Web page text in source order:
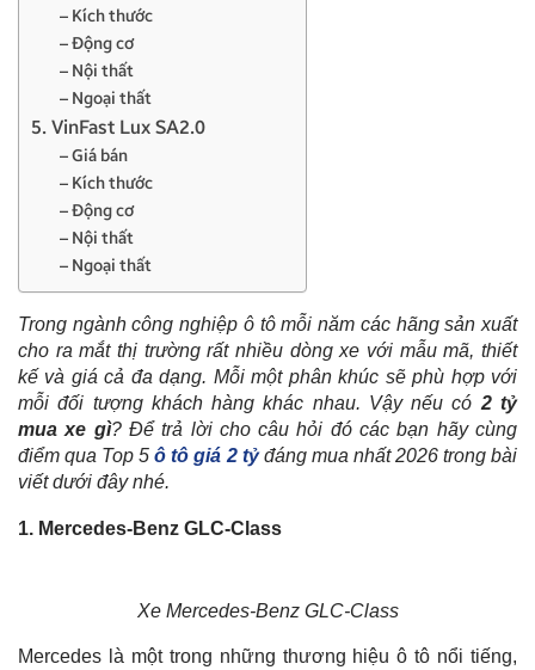
– Kích thước
– Động cơ
– Nội thất
– Ngoại thất
5. VinFast Lux SA2.0
– Giá bán
– Kích thước
– Động cơ
– Nội thất
– Ngoại thất
Trong ngành công nghiệp ô tô mỗi năm các hãng sản xuất
cho ra mắt thị trường rất nhiều dòng xe với mẫu mã, thiết
kế và giá cả đa dạng. Mỗi một phân khúc sẽ phù hợp với
mỗi đối tượng khách hàng khác nhau. Vậy nếu có 2 tỷ
mua xe gì? Để trả lời cho câu hỏi đó các bạn hãy cùng
điểm qua Top 5ô tô giá 2 tỷđáng mua nhất 2026 trong bài
viết dưới đây nhé.
1. Mercedes-Benz GLC-Class
Xe Mercedes-Benz GLC-Class
Mercedes là một trong những thương hiệu ô tô nổi tiếng,